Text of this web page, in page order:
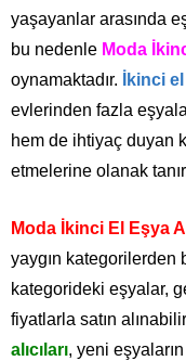
yaşayanlar arasında
bu nedenle Moda
oynamaktadır.
İkinci
evlerinden fazla
hem de ihtiyaç duyan
etmelerine olanak
Moda İkinci El Eşya
yaygın kategorilerden
kategorideki eşyalar,
fiyatlarla satın
alıcıları, yeni